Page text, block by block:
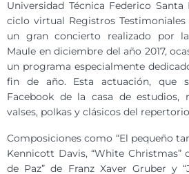
Universidad Técnica Federico
ciclo virtual Registros
un gran concierto realizado por
Maule en diciembre del año 2017,
un programa especialmente
fin de año. Esta actuación, que
Facebook de la casa de estudios,
valses, polkas y clásicos del
Composiciones como “El pequeño
Kennicott Davis, “White Christmas”
de Paz” de Franz Xaver Gruber y